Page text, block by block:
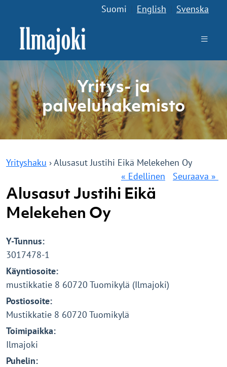
Suomi English Svenska
Yritys- ja
palveluhakemisto
Yrityshaku › Alusasut Justihi Eikä Melekehen Oy
« Edellinen
Seuraava »
Alusasut Justihi Eikä
Melekehen Oy
Y-Tunnus:
3017478-1
Käyntiosoite:
mustikkatie 8 60720 Tuomikylä (Ilmajoki)
Postiosoite:
Mustikkatie 8 60720 Tuomikylä
Toimipaikka:
Ilmajoki
Puhelin: